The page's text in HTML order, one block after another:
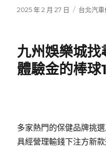
發
2025 年 2 月 27 日
分
台北汽
九州娛樂城
體驗金的棒球
多家熱門的保健品牌挑
具經營理輸錢下注方新